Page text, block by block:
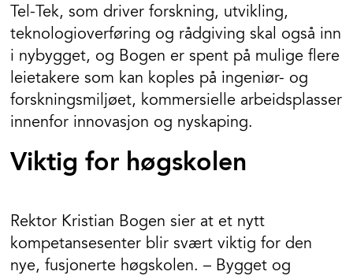
Tel-Tek, som driver forskning, utvikling,
teknologioverføring og rådgiving skal også inn
i nybygget, og Bogen er spent på mulige flere
leietakere som kan koples på ingeniør- og
forskningsmiljøet, kommersielle arbeidsplasser
innenfor innovasjon og nyskaping.
Viktig for høgskolen
Rektor Kristian Bogen sier at et nytt
kompetansesenter blir svært viktig for den
nye, fusjonerte høgskolen. – Bygget og